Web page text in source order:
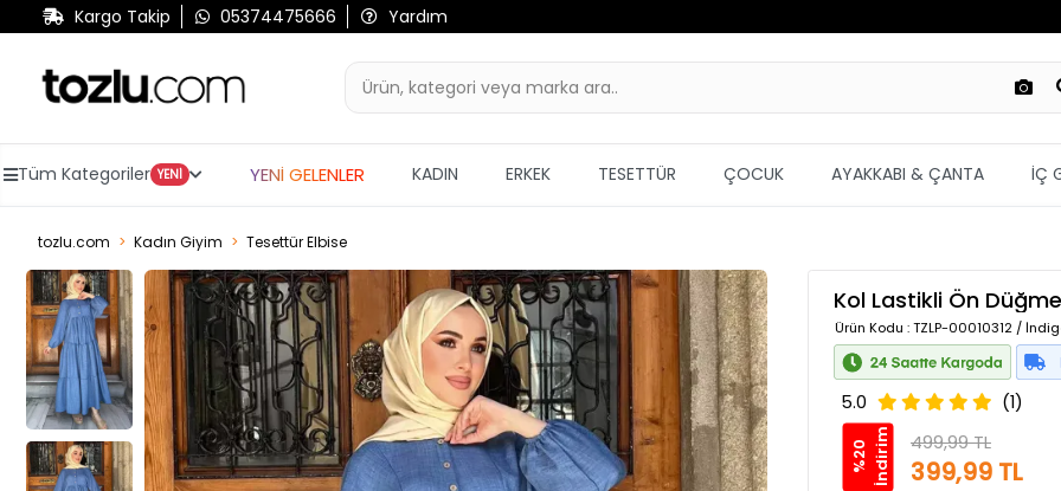
Kargo Takip 05374475666 Yardım
Tüm Kategoriler YENİ YENİ GELENLER KADIN ERKEK TESETTÜR ÇOCUK AYAKKABI & ÇANTA İÇ
tozlu.com Kadın Giyim Tesettür Elbise
Kol Lastikli Ön
Ürün Kodu : TZLP-00010312 /
5.0 (1)
%
2
0
İ
n
d
i
r
i m 499,99 TL
399,99 TL